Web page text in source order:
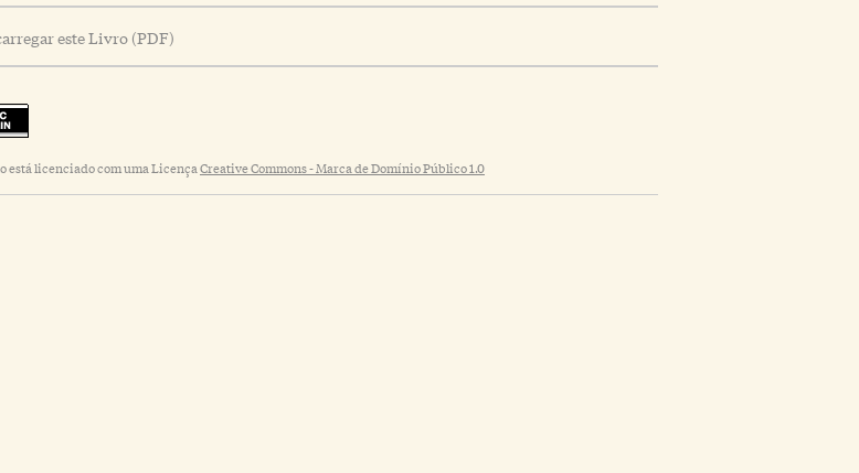
este Livro (PDF)
está licenciado com uma LicençaCreative Commons - Marca de Domínio Público 1.0